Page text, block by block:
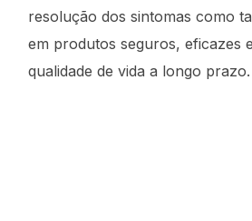
resolução dos sintomas como
em produtos seguros, eficazes
qualidade de vida a longo prazo.